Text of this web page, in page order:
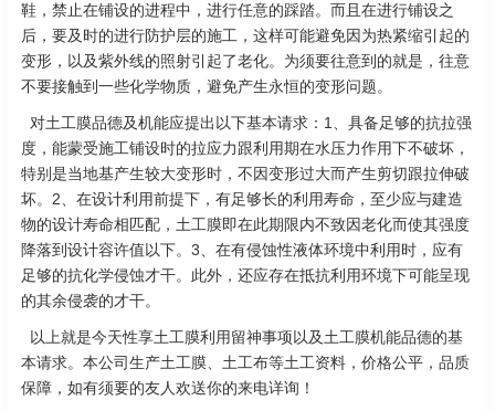
鞋，禁止在铺设的进程中，进行任意的踩踏。而且在进行铺设之
后，要及时的进行防护层的施工，这样可能避免因为热紧缩引起的
变形，以及紫外线的照射引起了老化。为须要往意到的就是，往意
不要接触到一些化学物质，避免产生永恒的变形问题。
对土工膜品德及机能应提出以下基本请求：1、具备足够的抗拉强
度，能蒙受施工铺设时的拉应力跟利用期在水压力作用下不破坏，
特别是当地基产生较大变形时，不因变形过大而产生剪切跟拉伸破
坏。2、在设计利用前提下，有足够长的利用寿命，至少应与建造
物的设计寿命相匹配，土工膜即在此期限内不致因老化而使其强度
降落到设计容许值以下。3、在有侵蚀性液体环境中利用时，应有
足够的抗化学侵蚀才干。此外，还应存在抵抗利用环境下可能呈现
的其余侵袭的才干。
以上就是今天性享土工膜利用留神事项以及土工膜机能品德的基
本请求。本公司生产土工膜、土工布等土工资料，价格公平，品质
保障，如有须要的友人欢送你的来电详询！